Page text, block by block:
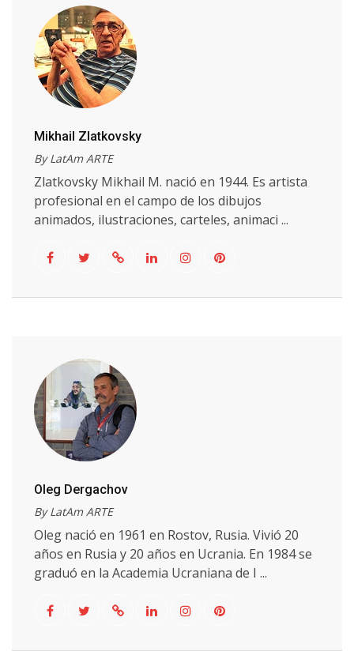
Mikhail Zlatkovsky
By LatAm ARTE
Zlatkovsky Mikhail M. nació en 1944. Es artista
profesional en el campo de los dibujos
animados, ilustraciones, carteles, animaci ...
Oleg Dergachov
By LatAm ARTE
Oleg nació en 1961 en Rostov, Rusia. Vivió 20
años en Rusia y 20 años en Ucrania. En 1984 se
graduó en la Academia Ucraniana de I ...